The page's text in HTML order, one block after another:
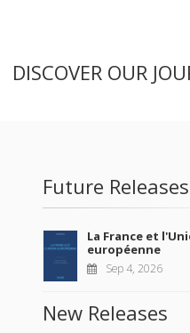
DISCOVER OUR
Future Releases
La France et
européenne
Sep 4, 2026
New Releases